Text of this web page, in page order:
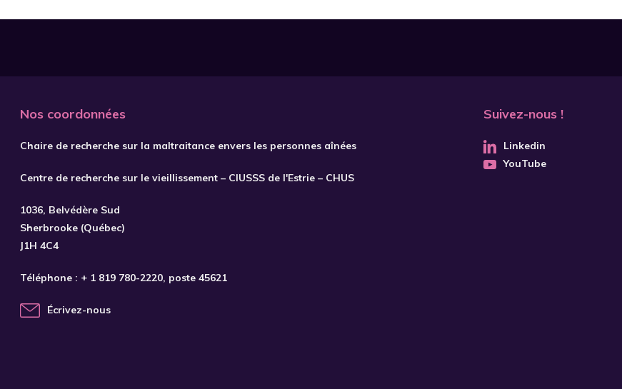
Nos coordonnées
Chaire de recherche sur la maltraitance envers les personnes aînées
Centre de recherche sur le vieillissement – CIUSSS de l'Estrie – CHUS
1036, Belvédère Sud
Sherbrooke (Québec)
J1H 4C4
Téléphone : + 1 819 780-2220, poste 45621
Écrivez-nous
Suivez-nous !
Linkedin
YouTube